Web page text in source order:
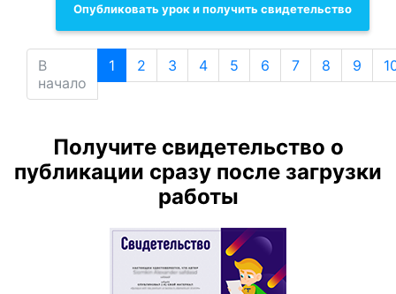
Опубликовать урок и получить свидетельство
В
начало
1 2 3 4 5 6 7 8 9
Получите свидетельство о
публикации сразу после загрузки
работы